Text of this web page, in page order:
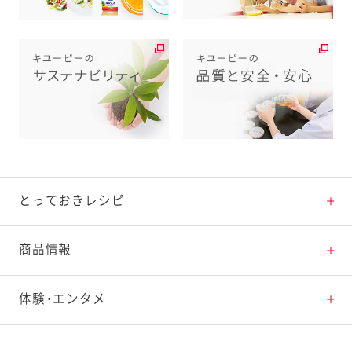
とっておきレシピ
とっておきレシピトップ
素材の知識
商品情報
商品情報トップ
体験・エンタメ